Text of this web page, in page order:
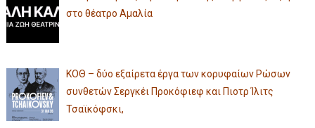
στο θέατρο Αμαλία
ΚΟΘ – δύο εξαίρετα έργα των κορυφαίων Ρώσων
συνθετών Σεργκέι Προκόφιεφ και Πιοτρ Ίλιτς
Τσαϊκόφσκι,